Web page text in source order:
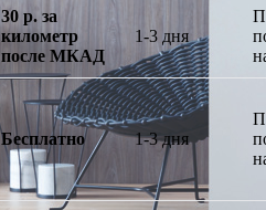
30 р. за
километр
после МКАД
1-3 дня
Бесплатно 1-3 дня